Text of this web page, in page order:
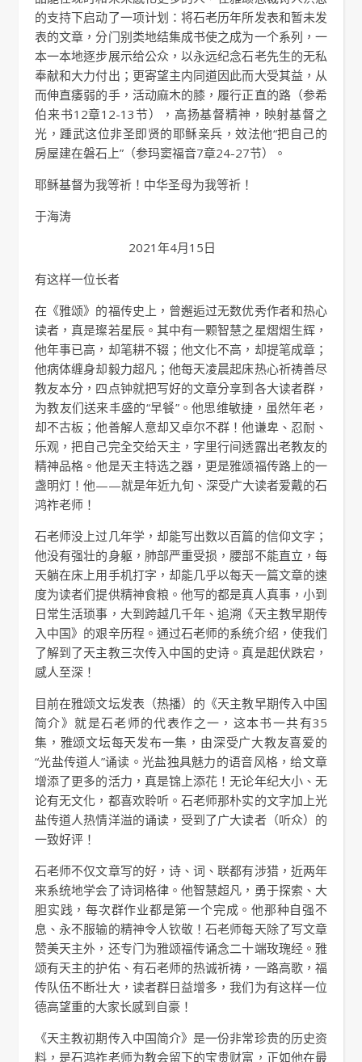
的支持下启动了一项计划：将石老历年所发表和暂未发
表的文章，分门别类地结集成书使之成为一个系列，一
本一本地逐步展示给公众，以永远纪念石老先生的无私
奉献和大力付出；更寄望主内同道因此而大受其益，从
而伸直痿弱的手，活动麻木的膝，履行正直的路（参希
伯来书12章12-13节），高扬基督精神，映射基督之
光，踵武这位非圣即贤的耶稣亲兵，效法他“把自己的
房屋建在磐石上”（参玛窦福音7章24-27节）。
耶稣基督为我等祈！中华圣母为我等祈！
于海涛
2021年4月15日
有这样一位长者
在《雅颂》的福传史上，曾邂逅过无数优秀作者和热心
读者，真是璨若星辰。其中有一颗智慧之星熠熠生辉，
他年事已高，却笔耕不辍；他文化不高，却提笔成章；
他病体缠身却毅力超凡；他每天凌晨起床热心祈祷善尽
教友本分，四点钟就把写好的文章分享到各大读者群，
为教友们送来丰盛的“早餐”。他思维敏捷，虽然年老，
却不古板；他善解人意却又卓尔不群！他谦卑、忍耐、
乐观，把自己完全交给天主，字里行间透露出老教友的
精神品格。他是天主特选之器，更是雅颂福传路上的一
盏明灯！他——就是年近九旬、深受广大读者爱戴的石
鸿祚老师！
石老师没上过几年学，却能写出数以百篇的信仰文字；
他没有强壮的身躯，肺部严重受损，腰部不能直立，每
天躺在床上用手机打字，却能几乎以每天一篇文章的速
度为读者们提供精神食粮。他写的都是真人真事，小到
日常生活琐事，大到跨越几千年、追溯《天主教早期传
入中国》的艰辛历程。通过石老师的系统介绍，使我们
了解到了天主教三次传入中国的史诗。真是起伏跌宕，
感人至深！
目前在雅颂文坛发表（热播）的《天主教早期传入中国
简介》就是石老师的代表作之一，这本书一共有35
集，雅颂文坛每天发布一集，由深受广大教友喜爱的
“光盐传道人”诵读。光盐独具魅力的语音风格，给文章
增添了更多的活力，真是锦上添花！无论年纪大小、无
论有无文化，都喜欢聆听。石老师那朴实的文字加上光
盐传道人热情洋溢的诵读，受到了广大读者（听众）的
一致好评！
石老师不仅文章写的好，诗、词、联都有涉猎，近两年
来系统地学会了诗词格律。他智慧超凡，勇于探索、大
胆实践，每次群作业都是第一个完成。他那种自强不
息、永不服输的精神令人钦敬！石老师每天除了写文章
赞美天主外，还专门为雅颂福传诵念二十端玫瑰经。雅
颂有天主的护佑、有石老师的热诚祈祷，一路高歌，福
传队伍不断壮大，读者群日益增多，我们为有这样一位
德高望重的大家长感到自豪！
《天主教初期传入中国简介》是一份非常珍贵的历史资
料，是石鸿祚老师为教会留下的宝贵财富，正如他在最